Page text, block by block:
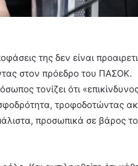
της δεν είναι
στον πρόεδρο του ΠΑΣΟΚ.
τονίζει ότι
τροφοδοτώντας
προσωπικά σε βάρος